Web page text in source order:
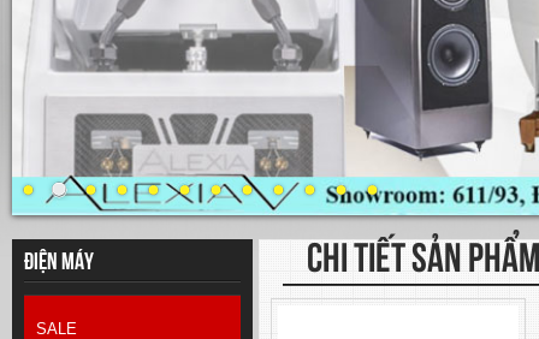
Điện máy
SALE
CHI TIẾT SẢN PHẨM